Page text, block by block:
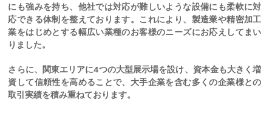
にも強みを持ち、他社では対応が難しいような設備にも柔軟に対
応できる体制を整えております。これにより、製造業や精密加工
業をはじめとする幅広い業種のお客様のニーズにお応えしてまい
りました。
さらに、関東エリアに4つの大型展示場を設け、資本金も大きく増
資して信頼性を高めることで、大手企業を含む多くの企業様との
取引実績を積み重ねております。